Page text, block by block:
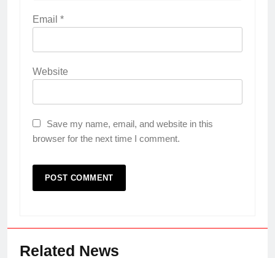
Email *
Website
Save my name, email, and website in this
browser for the next time I comment.
Related News